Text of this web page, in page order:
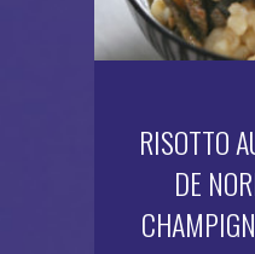
RISOTTO
DE